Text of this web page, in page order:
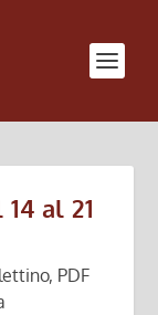
al 21
, PDF